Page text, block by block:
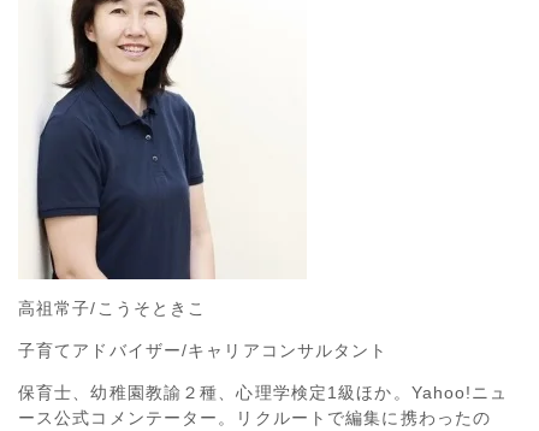
高祖常子/こうそときこ
子育てアドバイザー/キャリアコンサルタント
保育士、幼稚園教諭２種、心理学検定1級ほか。Yahoo!ニュ
ース公式コメンテーター。リクルートで編集に携わったの